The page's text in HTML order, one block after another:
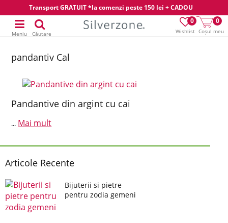
Transport GRATUIT *la comenzi peste 150 lei + CADOU
Wishlist
0
Coșul meu
0
Meniu Căutare
pandantiv Cal
Pandantive din argint cu cai
... Mai mult
Articole Recente
Bijuterii si pietre
pentru zodia gemeni